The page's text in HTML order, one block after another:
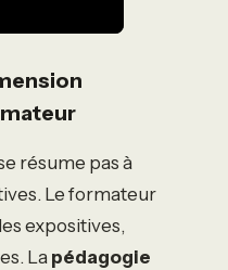
résume pas à
Le formateur
expositives,
La pédagogie